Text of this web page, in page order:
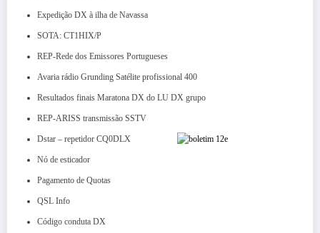
Expedição DX à ilha de Navassa
SOTA: CT1HIX/P
REP-Rede dos Emissores Portugueses
Avaria rádio Grunding Satélite profissional 400
Resultados finais Maratona DX do LU DX grupo
REP-ARISS transmissão SSTV
Dstar – repetidor CQ0DLX
Nó de esticador
Pagamento de Quotas
QSL Info
Código conduta DX